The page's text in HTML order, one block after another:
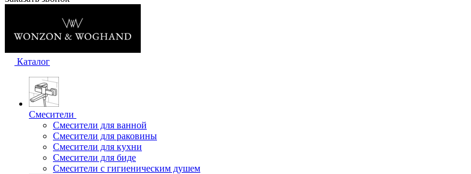
Каталог
Смесители
Смесители для ванной
Смесители для раковины
Смесители для кухни
Смесители для биде
Смесители с гигиеническим душем